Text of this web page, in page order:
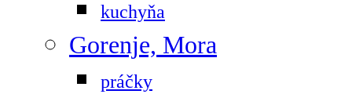
kuchyňa
Gorenje, Mora
práčky